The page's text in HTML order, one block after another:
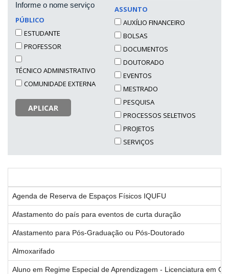
Informe o nome serviço
PÚBLICO
ESTUDANTE
PROFESSOR
TÉCNICO ADMINISTRATIVO
COMUNIDADE EXTERNA
APLICAR
ASSUNTO
AUXÍLIO FINANCEIRO
BOLSAS
DOCUMENTOS
DOUTORADO
EVENTOS
MESTRADO
PESQUISA
PROCESSOS SELETIVOS
PROJETOS
SERVIÇOS
Agenda de Reserva de Espaços Físicos IQUFU
Afastamento do país para eventos de curta duração
Afastamento para Pós-Graduação ou Pós-Doutorado
Almoxarifado
Aluno em Regime Especial de Aprendizagem - Licenciatura em